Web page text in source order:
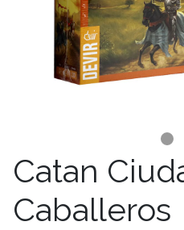
Catan
Caballeros